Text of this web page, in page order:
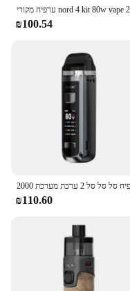
₪100.54
₪110.60